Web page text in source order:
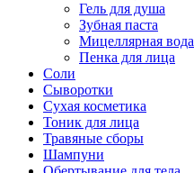
Гель для душа
Зубная паста
Мицеллярная вода
Пенка для лица
Соли
Сыворотки
Сухая косметика
Тоник для лица
Травяные сборы
Шампуни